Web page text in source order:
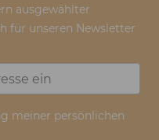
ausgewählter
für unseren Newsletter
meiner persönlichen